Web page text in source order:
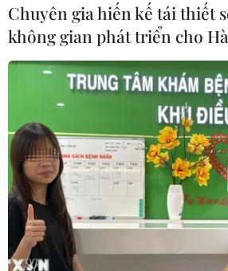
Chuyên gia hiến kế tái thiết
không gian phát triển cho